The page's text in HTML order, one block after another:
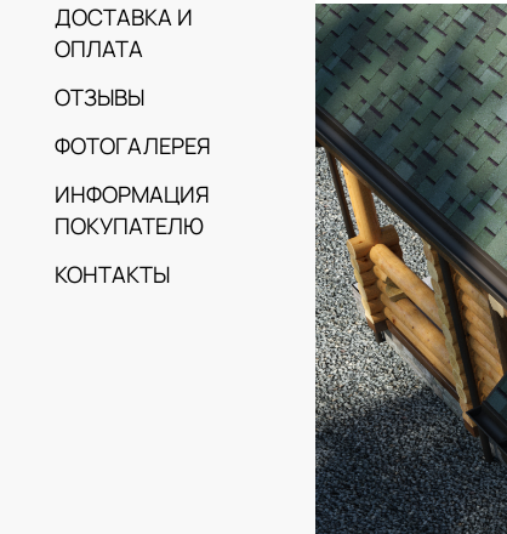
ДОСТАВКА И
ОПЛАТА
ОТЗЫВЫ
ФОТОГАЛЕРЕЯ
ИНФОРМАЦИЯ
ПОКУПАТЕЛЮ
КОНТАКТЫ